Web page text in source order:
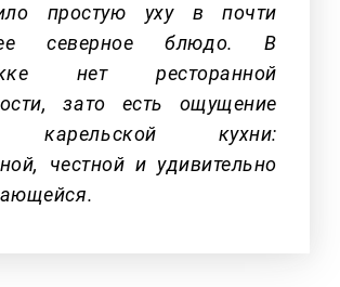
простую уху в почти
северное блюдо. В
нет ресторанной
зато есть ощущение
карельской кухни:
честной и удивительно